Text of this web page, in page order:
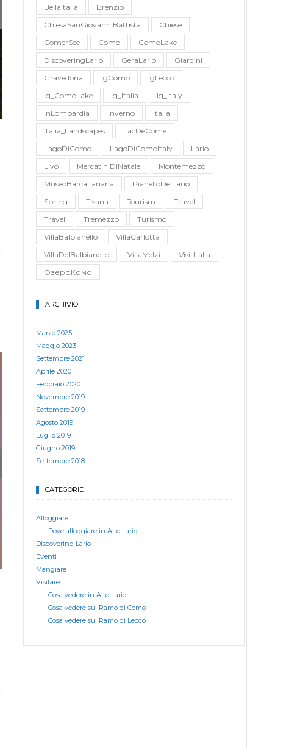
BellaItalia
Brenzio
ChiesaSanGiovanniBattista
Chiese
ComerSee
Como
ComoLake
DiscoveringLario
GeraLario
Giardini
Gravedona
IgComo
IgLecco
Ig_ComoLake
Ig_Italia
Ig_Italy
InLombardia
Inverno
Italia
Italia_Landscapes
LacDeCome
LagoDiComo
LagoDiComoItaly
Lario
Livo
MercatiniDiNatale
Montemezzo
MuseoBarcaLariana
PianelloDelLario
Spring
Tisana Tourism
Travel
Travel
Tremezzo
Turismo
VillaBalbianello
VillaCarlotta
VillaDelBalbianello
VillaMelzi
VisitItalia
ОзероКомо
ARCHIVIO
Marzo 2025
Maggio 2023
Settembre 2021
Aprile 2020
Febbraio 2020
Novembre 2019
Settembre 2019
Agosto 2019
Luglio 2019
Giugno 2019
Settembre 2018
CATEGORIE
Alloggiare
Dove alloggiare in Alto Lario
Discovering Lario
Eventi
Mangiare
Visitare
Cosa vedere in Alto Lario
Cosa vedere sul Ramo di Como
Cosa vedere sul Ramo di Lecco